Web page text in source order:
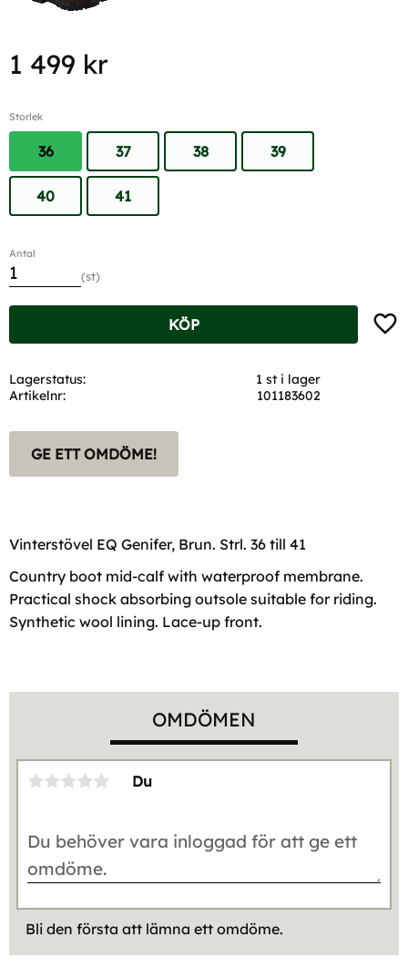
1 499 kr
Storlek
36 37 38 39
40 41
Antal
st
KÖP
Lagerstatus
1 st i lager
Artikelnr
101183602
GE ETT OMDÖME!
Vinterstövel EQ Genifer, Brun. Strl. 36 till 41
Country boot mid-calf with waterproof membrane.
Practical shock absorbing outsole suitable for riding.
Synthetic wool lining. Lace-up front.
OMDÖMEN
Du
Bli den första att lämna ett omdöme.